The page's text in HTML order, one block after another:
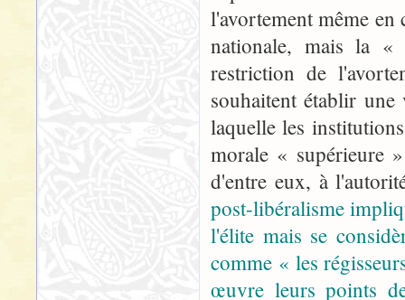
l'avortement même
nationale, mais la «
restriction de
souhaitent établir
laquelle les
morale « supérieure
d'entre eux, à
post-libéralisme
l'élite mais se
comme « les
œuvre leurs points